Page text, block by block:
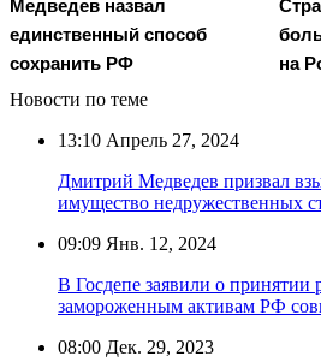
Медведев назвал
единственный способ
сохранить РФ
на
Новости по теме
13:10 Апрель 27, 2024
Дмитрий Медведев призвал
имущество недружественных
09:09 Янв. 12, 2024
В Госдепе заявили о принятии
замороженным активам РФ
08:00 Дек. 29, 2023